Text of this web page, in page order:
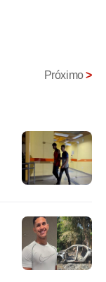
Próximo>